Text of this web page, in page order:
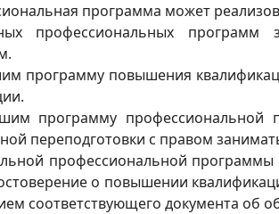
программа может
профессиональных
программу повышения
программу профессиональной
переподготовки с правом
профессиональной
о повышении
соответствующего документа об